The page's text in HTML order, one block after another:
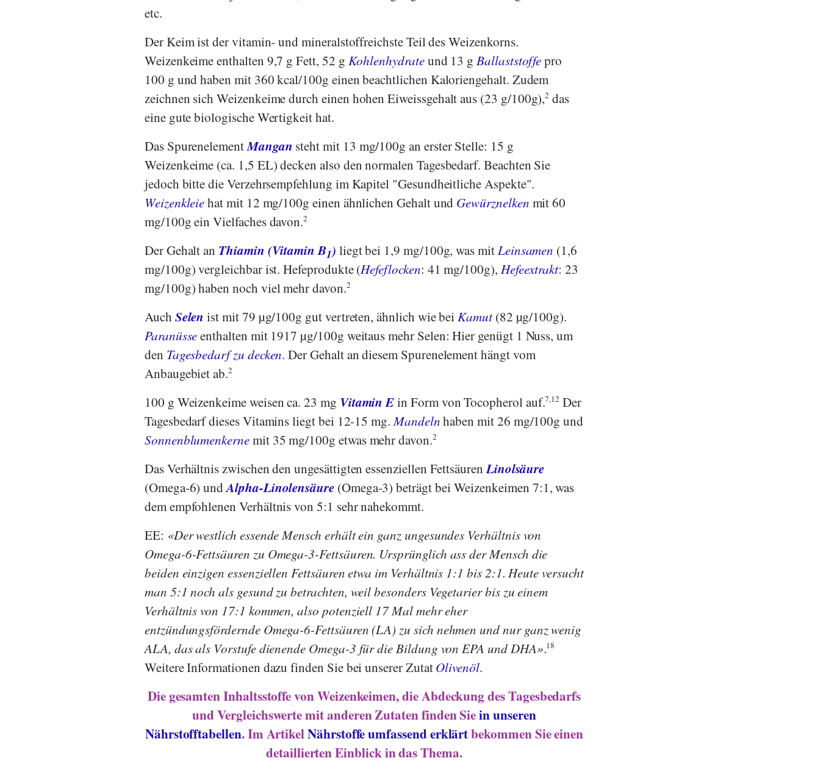
etc.
Der Keim ist der vitamin- und mineralstoffreichste Teil des Weizenkorns.
Weizenkeime enthalten 9,7 g Fett, 52 g Kohlenhydrateund 13 gBallaststoffepro
100 g und haben mit 360 kcal/100g einen beachtlichen Kaloriengehalt. Zudem
zeichnen sich Weizenkeime durch einen hohen Eiweissgehalt aus (23 g/100g),2 das
eine gute biologische Wertigkeit hat.
Das SpurenelementMangan steht mit 13 mg/100g an erster Stelle: 15 g
Weizenkeime (ca. 1,5 EL) decken also den normalen Tagesbedarf. Beachten Sie
jedoch bitte die Verzehrsempfehlung im Kapitel "Gesundheitliche Aspekte".
Weizenkleiehat mit 12 mg/100g einen ähnlichen Gehalt und Gewürznelken mit 60
mg/100g ein Vielfaches davon.2
Der Gehalt an Thiamin (Vitamin B1) liegt bei 1,9 mg/100g, was mitLeinsamen (1,6
mg/100g) vergleichbar ist. Hefeprodukte (Hefeflocken: 41 mg/100g), Hefeextrakt: 23
mg/100g) haben noch viel mehr davon.2
Auch Selen ist mit 79 µg/100g gut vertreten, ähnlich wie beiKamut(82 µg/100g).
Paranüsseenthalten mit 1917 µg/100g weitaus mehr Selen: Hier genügt 1 Nuss, um
den Tagesbedarf zu decken. Der Gehalt an diesem Spurenelement hängt vom
Anbaugebiet ab.2
100 g Weizenkeime weisen ca. 23 mg Vitamin Ein Form von Tocopherol auf.7,12 Der
Tagesbedarf dieses Vitamins liegt bei 12-15 mg.Mandelnhaben mit 26 mg/100g und
Sonnenblumenkernemit 35 mg/100g etwas mehr davon.2
Das Verhältnis zwischen den ungesättigten essenziellen FettsäurenLinolsäure
(Omega-6) undAlpha-Linolensäure (Omega-3) beträgt bei Weizenkeimen 7:1, was
dem empfohlenen Verhältnis von 5:1 sehr nahekommt.
EE:
Der westlich essende Mensch erhält ein ganz ungesundes Verhältnis von
Omega-6-Fettsäuren zu Omega-3-Fettsäuren. Ursprünglich ass der Mensch die
beiden einzigen essenziellen Fettsäuren etwa im Verhältnis 1:1 bis 2:1. Heute versucht
man 5:1 noch als gesund zu betrachten, weil besonders Vegetarier bis zu einem
Verhältnis von 17:1 kommen, also potenziell 17 Mal mehr eher
entzündungsfördernde Omega-6-Fettsäuren (LA) zu sich nehmen und nur ganz wenig
ALA, das als Vorstufe dienende Omega-3 für die Bildung von EPA und DHA .18
Weitere Informationen dazu finden Sie bei unserer ZutatOlivenöl.
Die gesamten Inhaltsstoffe von Weizenkeimen, die Abdeckung des Tagesbedarfs
und Vergleichswerte mit anderen Zutaten finden Siein unseren
Nährstofftabellen. Im ArtikelNährstoffe umfassend erklärtbekommen Sie einen
detaillierten Einblick in das Thema.